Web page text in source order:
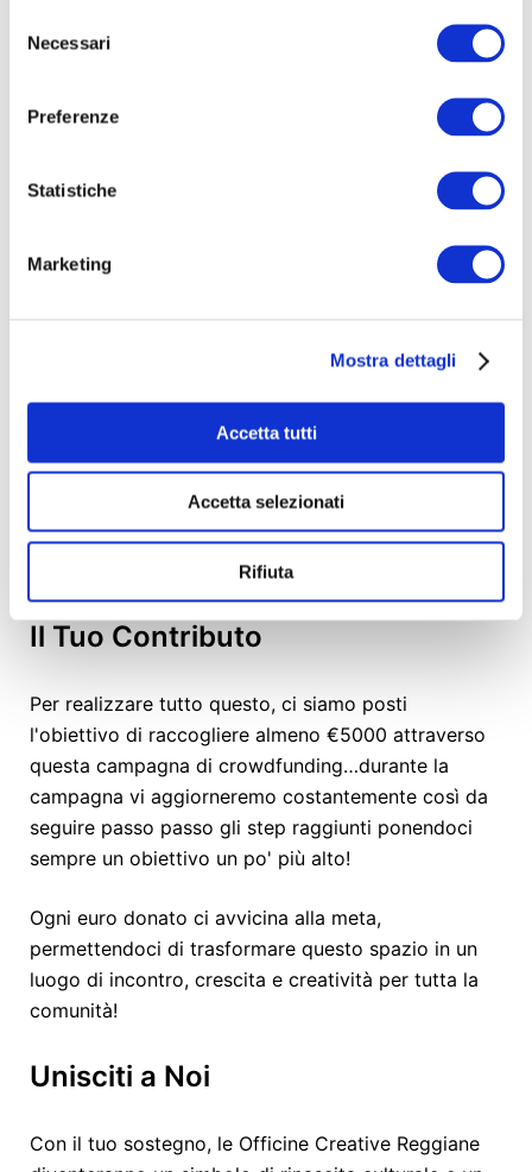
delNecessari
Preferenze
Statistiche
Marketing
Mostra dettagli
Accetta tutti
Accetta selezionati
Rifiuta
Grazie all’installazione di strutture
allestire una platea o una gradinata adatta e su
Il Tuo Contributo
Per realizzare tutto questo, ci siamo posti
l'obiettivo di raccogliere almeno €5000 attraverso
questa campagna di crowdfunding…durante la
campagna vi aggiorneremo costantemente così da
seguire passo passo gli step raggiunti ponendoci
sempre un obiettivo un po' più alto!
Ogni euro donato ci avvicina alla meta,
permettendoci di trasformare questo spazio in un
luogo di incontro, crescita e creatività per tutta la
comunità!
Unisciti a Noi
Con il tuo sostegno, le Officine Creative Reggiane